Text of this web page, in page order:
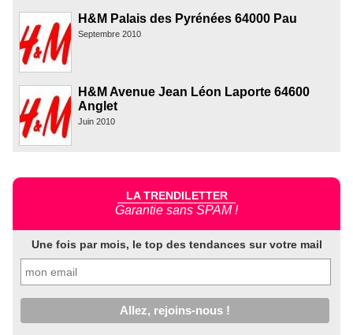
H&M Palais des Pyrénées 64000 Pau
Septembre 2010
H&M Avenue Jean Léon Laporte 64600
Anglet
Juin 2010
LA TRENDILETTER
Garantie sans SPAM !
Une fois par mois, le top des tendances sur votre mail